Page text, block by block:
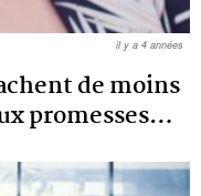
de moins
promesses…
il y a 4 années